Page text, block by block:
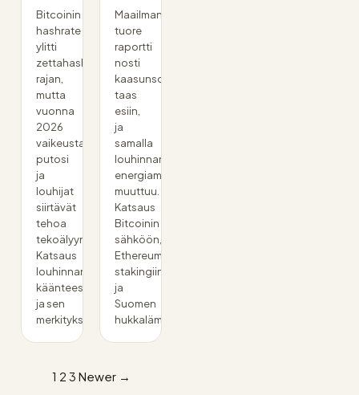
Bitcoinin
hashrate
ylitti
zettahashin
rajan,
mutta
vuonna
2026
vaikeustaso
putosi
ja
louhijat
siirtävät
tehoa
tekoälyyn.
Katsaus
louhinnan
käänteeseen
ja sen
merkitykseen.
Maailmanpankin
tuore
raportti
nosti
kaasunsoihdutuksen
taas
esiin,
ja
samalla
louhinnan
energiamix
muuttuu.
Katsaus
Bitcoinin
sähköön,
Ethereumin
stakingiin
ja
Suomen
hukkalämpöön.
1 2 3 Newer →